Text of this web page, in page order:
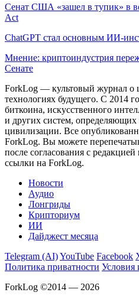
Сенат США «зашел в тупик» в
Act
ChatGPT стал основным ИИ-
Мнение: криптоиндустрия
Сенате
ForkLog — культовый журнал о
технологиях будущего. С 2014
биткоина, искусственного
и других систем,
цивилизации. Все
ForkLog. Вы можете
после согласования с
ссылки на ForkLog.
Новости
Аудио
Лонгриды
Крипториум
ИИ
Дайджест месяца
Telegram (AI)YouTube Facebook
Политика приватности Условия
ForkLog ©2014 — 2026